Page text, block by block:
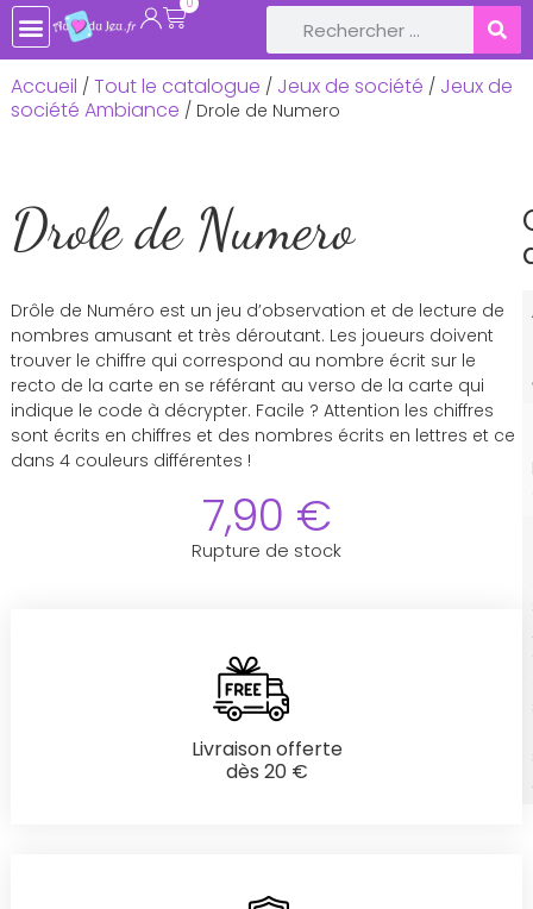
Accueil / Tout le catalogue / Jeux de société / Jeux de
société Ambiance / Drole de Numero
Drole de Numero
Drôle de Numéro est un jeu d’observation et de lecture de
nombres amusant et très déroutant. Les joueurs doivent
trouver le chiffre qui correspond au nombre écrit sur le
recto de la carte en se référant au verso de la carte qui
indique le code à décrypter. Facile ? Attention les chiffres
sont écrits en chiffres et des nombres écrits en lettres et ce
dans 4 couleurs différentes !
7,90 €
Rupture de stock
Livraison offerte
dès 20 €